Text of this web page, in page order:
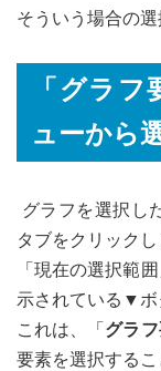
そういう場合の選
「グラ
ューから
グラフを選択し
タブをクリックし
「現在の選択範
示されている▼ボ
これは、「 グラ
要素を選択するこ